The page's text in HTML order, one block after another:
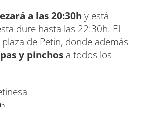
a las 20:30h y está
dure hasta las 22:30h. El
de Petín, donde además
y pinchos a todos los